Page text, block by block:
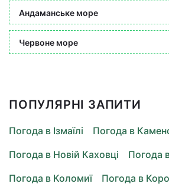
Андаманське море
Червоне море
ПОПУЛЯРНІ ЗАПИТИ
Погода в Ізмаїлі
Погода в
Погода в Новій Каховці
Погода
Погода в Коломиї
Погода в